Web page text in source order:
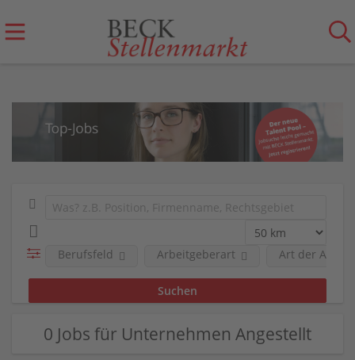
Berufsfeld Arbeitgeberart Art der
0 Jobs für Unternehmen Angestellt